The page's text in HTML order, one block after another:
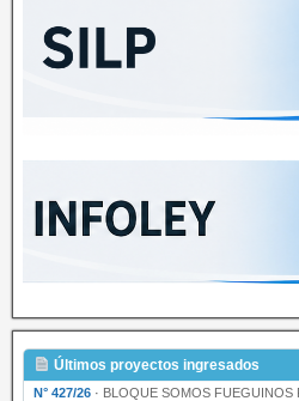
Últimos proyectos ingresados
N° 427/26 · BLOQUE SOMOS FUEGUINOS Proyecto de